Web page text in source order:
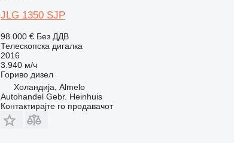
JLG 1350 SJP
98.000 € Без ДДВ
Телескопска дигалка
2016
3.940 м/ч
Гориво дизел
Холандија, Almelo
Autohandel Gebr. Heinhuis
Контактирајте го продавачот